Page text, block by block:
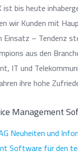
ist bis heute
wir Kunden mit
– Tendenz
aus den
IT und
ihre hohe
Management